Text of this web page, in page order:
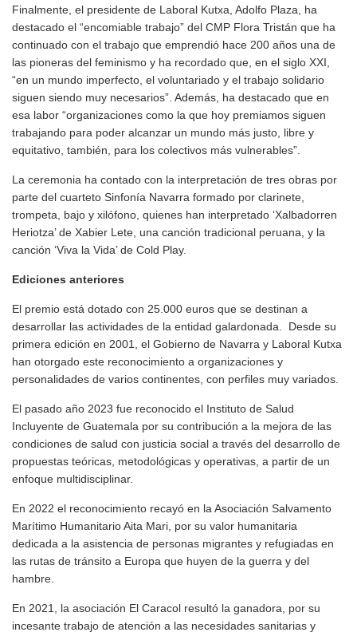
Finalmente, el presidente de Laboral Kutxa, Adolfo Plaza, ha
destacado el “encomiable trabajo” del CMP Flora Tristán que ha
continuado con el trabajo que emprendió hace 200 años una de
las pioneras del feminismo y ha recordado que, en el siglo XXI,
“en un mundo imperfecto, el voluntariado y el trabajo solidario
siguen siendo muy necesarios”. Además, ha destacado que en
esa labor “organizaciones como la que hoy premiamos siguen
trabajando para poder alcanzar un mundo más justo, libre y
equitativo, también, para los colectivos más vulnerables”.
La ceremonia ha contado con la interpretación de tres obras por
parte del cuarteto Sinfonía Navarra formado por clarinete,
trompeta, bajo y xilófono, quienes han interpretado ‘Xalbadorren
Heriotza’ de Xabier Lete, una canción tradicional peruana, y la
canción ‘Viva la Vida’ de Cold Play.
Ediciones anteriores
El premio está dotado con 25.000 euros que se destinan a
desarrollar las actividades de la entidad galardonada. Desde su
primera edición en 2001, el Gobierno de Navarra y Laboral Kutxa
han otorgado este reconocimiento a organizaciones y
personalidades de varios continentes, con perfiles muy variados.
El pasado año 2023 fue reconocido el Instituto de Salud
Incluyente de Guatemala por su contribución a la mejora de las
condiciones de salud con justicia social a través del desarrollo de
propuestas teóricas, metodológicas y operativas, a partir de un
enfoque multidisciplinar.
En 2022 el reconocimiento recayó en la Asociación Salvamento
Marítimo Humanitario Aita Mari, por su valor humanitaria
dedicada a la asistencia de personas migrantes y refugiadas en
las rutas de tránsito a Europa que huyen de la guerra y del
hambre.
En 2021, la asociación El Caracol resultó la ganadora, por su
incesante trabajo de atención a las necesidades sanitarias y